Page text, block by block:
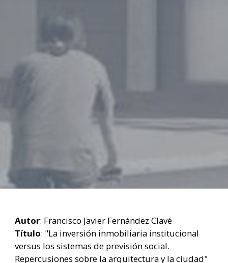
Autor: Francisco Javier Fernández Clavé
Título: "La inversión inmobiliaria institucional
versus los sistemas de previsión social.
Repercusiones sobre la arquitectura y la ciudad"